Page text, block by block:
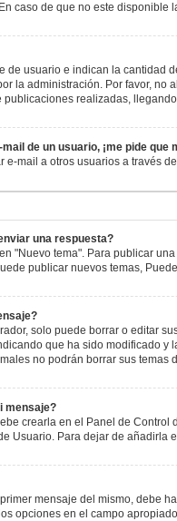
caso de que no este
de usuario e indican la cantidad
la administración. Por favor,
realizadas,
de un usuario, ¡me pide que
mail a otros usuarios a través
una respuesta?
"Nuevo tema". Para publicar
publicar nuevos temas,
solo puede borrar o editar
que ha sido modificado
no podrán borrar sus
mensaje?
crearla en el Panel de
Usuario. Para dejar de añadirla
mensaje del mismo, debe
opciones en el campo